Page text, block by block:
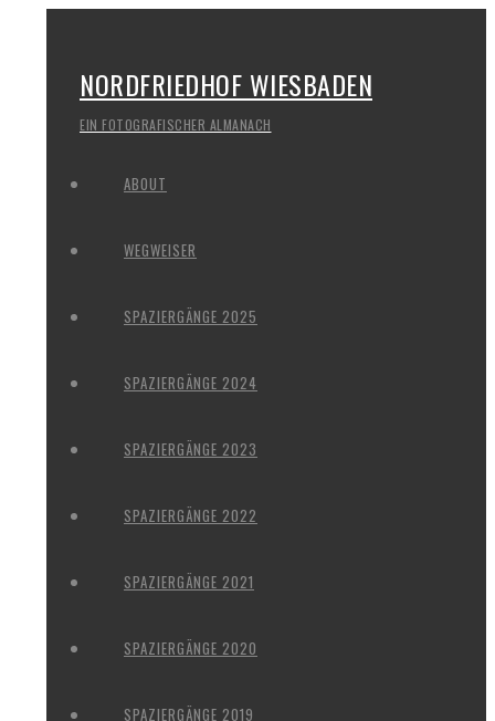
NORDFRIEDHOF WIESBADEN
EIN FOTOGRAFISCHER ALMANACH
ABOUT
WEGWEISER
SPAZIERGÄNGE 2025
SPAZIERGÄNGE 2024
SPAZIERGÄNGE 2023
SPAZIERGÄNGE 2022
SPAZIERGÄNGE 2021
SPAZIERGÄNGE 2020
SPAZIERGÄNGE 2019